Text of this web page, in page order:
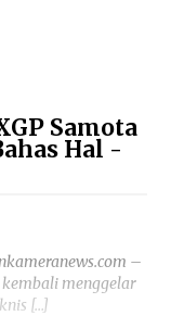
Samota
Hal -
–
menggelar
[…]